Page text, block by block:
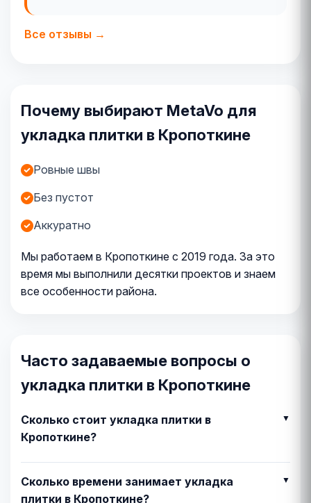
Все отзывы →
Почему выбирают MetaVo для
укладка плитки в Кропоткине
Ровные швы
Без пустот
Аккуратно
Мы работаем в Кропоткине с 2019 года. За это
время мы выполнили десятки проектов и знаем
все особенности района.
Часто задаваемые вопросы о
укладка плитки в Кропоткине
Сколько стоит укладка плитки в
Кропоткине?
Сколько времени занимает укладка
плитки в Кропоткине?